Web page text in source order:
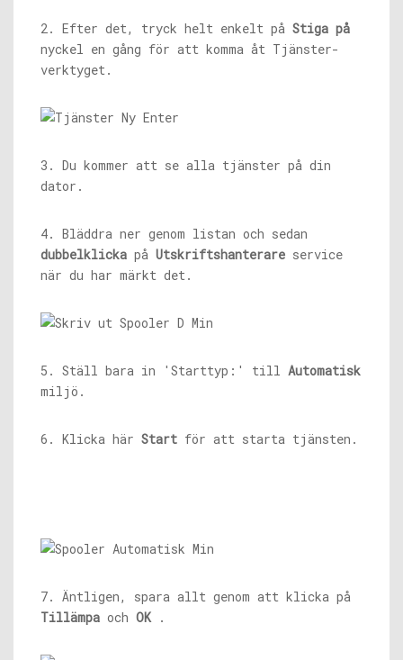
2. Efter det, tryck helt enkelt på Stiga på
nyckel en gång för att komma åt Tjänster-
verktyget.
3. Du kommer att se alla tjänster på din
dator.
4. Bläddra ner genom listan och sedan
dubbelklicka på Utskriftshanterare service
när du har märkt det.
5. Ställ bara in 'Starttyp:' till Automatisk
miljö.
6. Klicka här Start för att starta tjänsten.
7. Äntligen, spara allt genom att klicka på
Tillämpa och OK.